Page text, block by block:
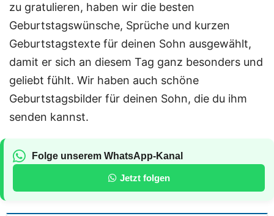
zu gratulieren, haben wir die besten
Geburtstagswünsche, Sprüche und kurzen
Geburtstagstexte für deinen Sohn ausgewählt,
damit er sich an diesem Tag ganz besonders und
geliebt fühlt. Wir haben auch schöne
Geburtstagsbilder für deinen Sohn, die du ihm
senden kannst.
Folge unserem WhatsApp-Kanal
Jetzt folgen